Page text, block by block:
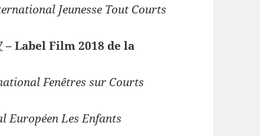
Jeunesse Tout Courts
– Label Film 2018 de la
Fenêtres sur Courts
Européen Les Enfants